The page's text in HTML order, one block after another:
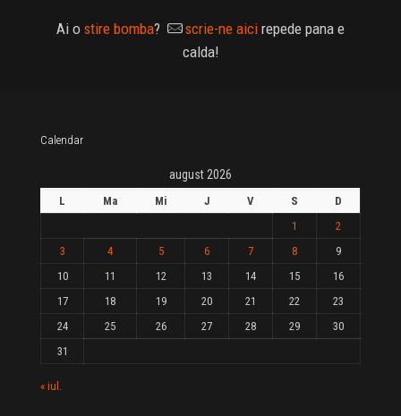
Ai o stire bomba? scrie-ne aici repede pana e
calda!
Calendar
august 2026
L Ma Mi J V S
D
1
2
3
4 5 6 7 8
9
10
11 12 13 14 15
16
17
18 19 20 21 22
23
24
25 26 27 28 29
30
31
« iul.